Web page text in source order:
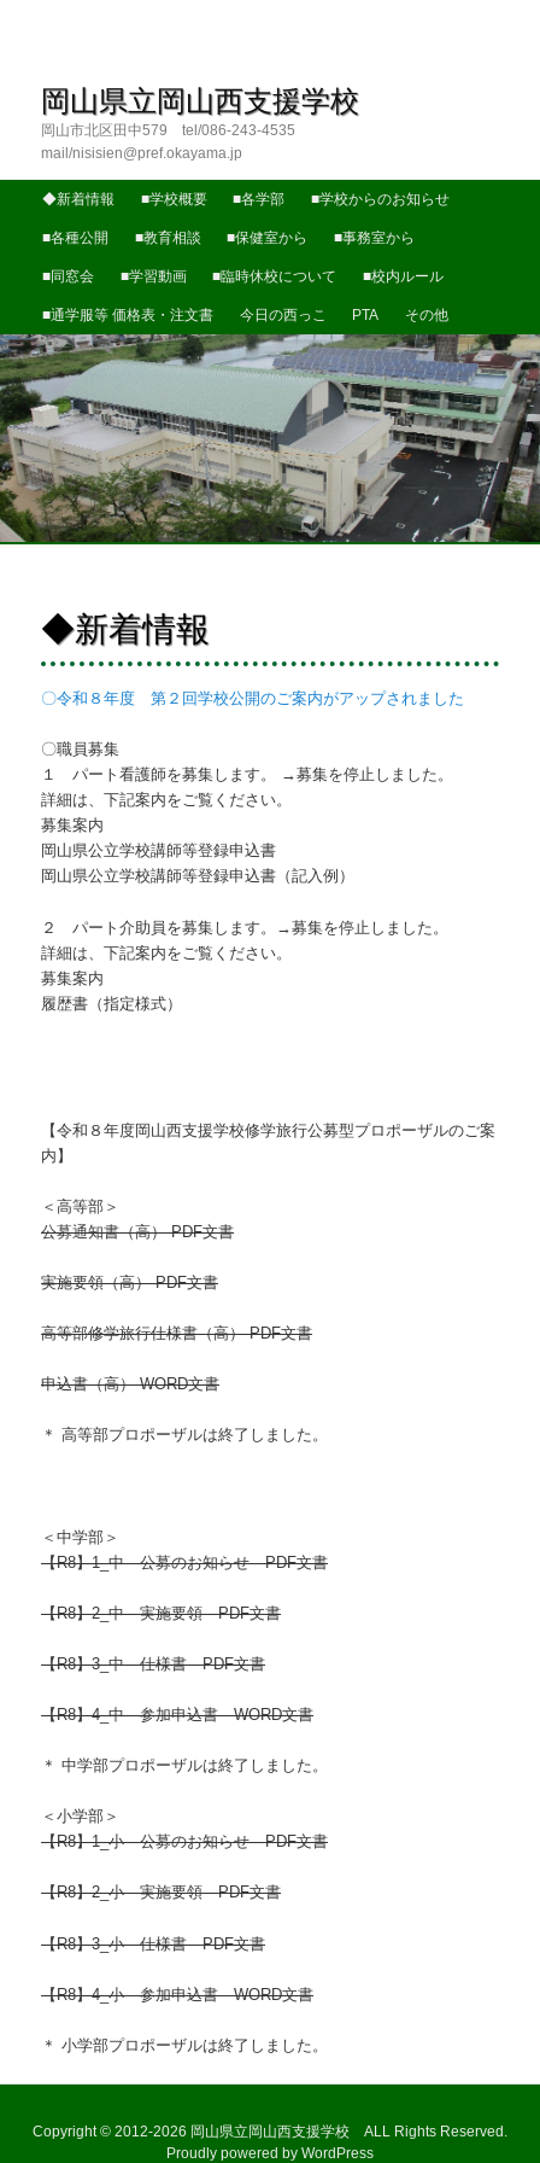
岡山県立岡山西支援学校
岡山市北区田中579 tel/086-243-4535
mail/nisisien@pref.okayama.jp
メインメニュー
メインコンテンツへ移動
サブコンテンツへ移動
◆新着情報 ■学校概要 ■各学部 ■学校からのお知らせ
■各種公開 ■教育相談 ■保健室から ■事務室から
■同窓会 ■学習動画 ■臨時休校について ■校内ルール
■通学服等 価格表・注文書 今日の西っこ PTA その他
◆新着情報
〇令和８年度 第２回学校公開のご案内がアップされました
〇職員募集
１ パート看護師を募集します。 →募集を停止しました。
詳細は、下記案内をご覧ください。
募集案内
岡山県公立学校講師等登録申込書
岡山県公立学校講師等登録申込書（記入例）
２ パート介助員を募集します。→募集を停止しました。
詳細は、下記案内をご覧ください。
募集案内
履歴書（指定様式）
【令和８年度岡山西支援学校修学旅行公募型プロポーザルのご案
内】
＜高等部＞
公募通知書（高） PDF文書
実施要領（高） PDF文書
高等部修学旅行仕様書（高） PDF文書
申込書（高） WORD文書
＊ 高等部プロポーザルは終了しました。
＜中学部 ＞
【R8】1_中 公募のお知らせ PDF文書
【R8】2_中 実施要領 PDF文書
【R8】3_中 仕様書 PDF文書
【R8】4_中 参加申込書 WORD文書
＊ 中学部プロポーザルは終了しました。
＜小学部 ＞
【R8】1_小 公募のお知らせ PDF文書
【R8】2_小 実施要領 PDF文書
【R8】3_小 仕様書 PDF文書
【R8】4_小 参加申込書 WORD文書
＊ 小学部プロポーザルは終了しました。
Copyright © 2012-2026 岡山県立岡山西支援学校 ALL Rights Reserved.
Proudly powered by WordPress